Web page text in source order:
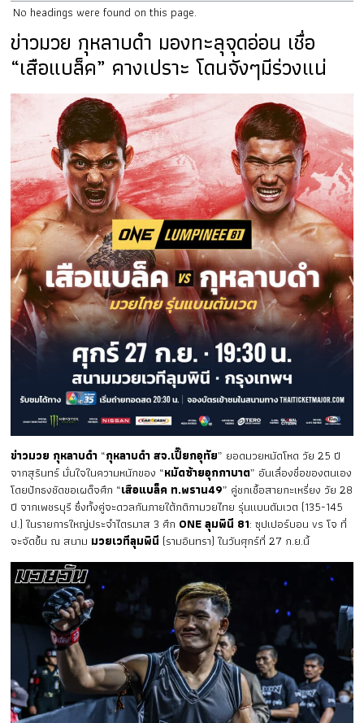
No headings were found on this page.
ข่าวมวย กุหลาบดำ มองทะลุจุดอ่อน เชื่อ
“เสือแบล็ค” คางเปราะ โดนจังๆมีร่วงแน่
ข่าวมวย กุหลาบดำ “กุหลาบดำ สจ.เปี๊ยกอุทัย” ยอดมวยหมัดโหด วัย 25 ปี
จากสุรินทร์ มั่นใจในความหนักของ “หมัดซ้ายอุกกาบาต” อันเลื่องชื่อของตนเอง
โดยปักธงชัดขอเผด็จศึก “เสือแบล็ค ท.พราน49” คู่ชกเชื้อสายกะเหรี่ยง วัย 28
ปี จากเพชรบุรี ซึ่งทั้งคู่จะดวลกันภายใต้กติกามวยไทย รุ่นแบนตัมเวต (135-145
ป.) ในรายการใหญ่ประจำไตรมาส 3 ศึก ONE ลุมพินี 81: ซุปเปอร์บอน vs โจ ที่
จะจัดขึ้น ณ สนาม มวยเวทีลุมพินี (รามอินทรา) ในวันศุกร์ที่ 27 ก.ย.นี้